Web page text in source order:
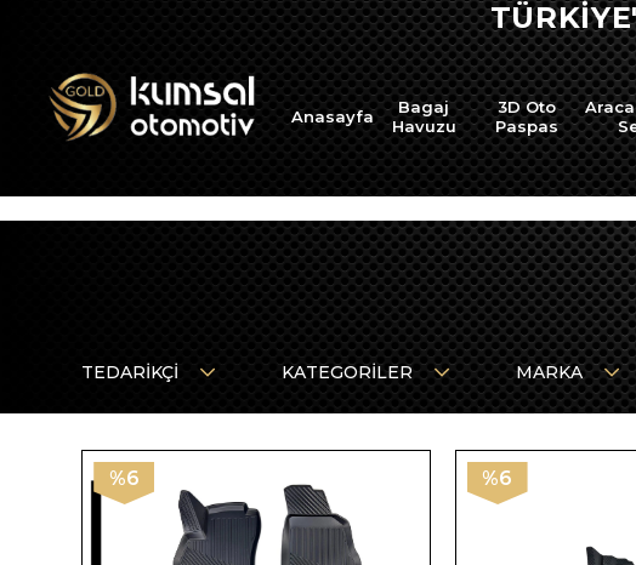
Anasayfa
Bagaj
Havuzu
3D Oto
Paspas
TEDARIKÇI KATEGORILER MARKA
%6 %6